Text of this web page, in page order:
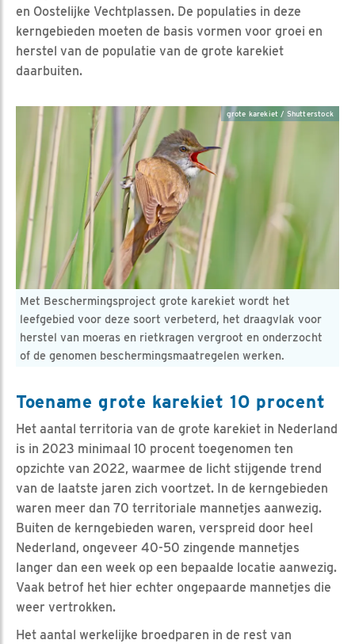
en Oostelijke Vechtplassen. De populaties in deze
kerngebieden moeten de basis vormen voor groei en
herstel van de populatie van de grote karekiet
daarbuiten.
Met Beschermingsproject grote karekiet wordt het
leefgebied voor deze soort verbeterd, het draagvlak voor
herstel van moeras en rietkragen vergroot en onderzocht
of de genomen beschermingsmaatregelen werken.
grote karekiet / Shutterstock
Toename grote karekiet 10 procent
Het aantal territoria van de grote karekiet in Nederland
is in 2023 minimaal 10 procent toegenomen ten
opzichte van 2022, waarmee de licht stijgende trend
van de laatste jaren zich voortzet. In de kerngebieden
waren meer dan 70 territoriale mannetjes aanwezig.
Buiten de kerngebieden waren, verspreid door heel
Nederland, ongeveer 40-50 zingende mannetjes
langer dan een week op een bepaalde locatie aanwezig.
Vaak betrof het hier echter ongepaarde mannetjes die
weer vertrokken.
Het aantal werkelijke broedparen in de rest van